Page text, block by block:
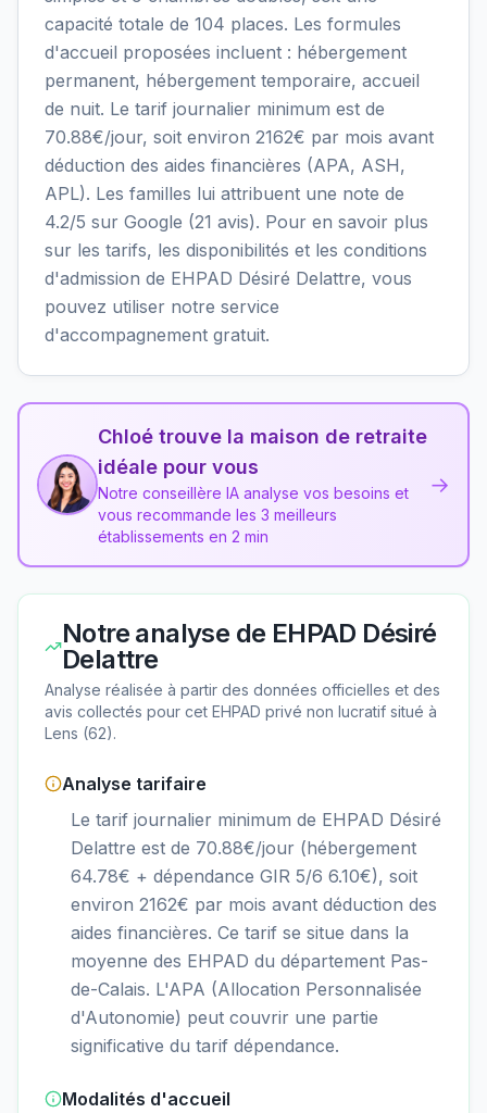
capacité totale de 104 places. Les formules
d'accueil proposées incluent : hébergement
permanent, hébergement temporaire, accueil
de nuit. Le tarif journalier minimum est de
70.88€/jour, soit environ 2162€ par mois avant
déduction des aides financières (APA, ASH,
APL). Les familles lui attribuent une note de
4.2/5 sur Google (21 avis). Pour en savoir plus
sur les tarifs, les disponibilités et les conditions
d'admission de EHPAD Désiré Delattre, vous
pouvez utiliser notre service
d'accompagnement gratuit.
Chloé trouve la maison de retraite
idéale pour vous
Notre conseillère IA analyse vos besoins et
vous recommande les 3 meilleurs
établissements en 2 min
→
Notre analyse de EHPAD Désiré
Delattre
Analyse réalisée à partir des données officielles et des
avis collectés pour cet EHPAD privé non lucratif situé à
Lens (62).
Analyse tarifaire
Le tarif journalier minimum de EHPAD Désiré
Delattre est de 70.88€/jour (hébergement
64.78€ + dépendance GIR 5/6 6.10€), soit
environ 2162€ par mois avant déduction des
aides financières. Ce tarif se situe dans la
moyenne des EHPAD du département Pas-
de-Calais. L'APA (Allocation Personnalisée
d'Autonomie) peut couvrir une partie
significative du tarif dépendance.
Modalités d'accueil